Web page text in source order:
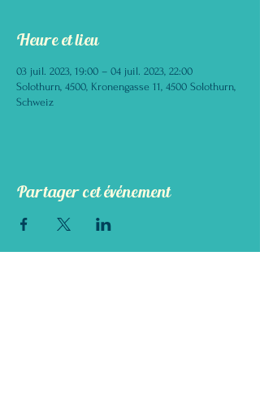
Heure et lieu
03 juil. 2023, 19:00 – 04 juil. 2023, 22:00
Solothurn, 4500, Kronengasse 11, 4500 Solothurn,
Schweiz
Partager cet événement